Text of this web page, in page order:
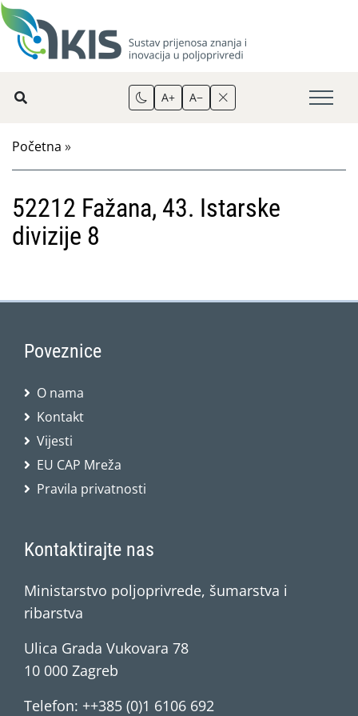
A+ A−
Početna »
52212 Fažana, 43. Istarske
divizije 8
Poveznice
O nama
Kontakt
Vijesti
EU CAP Mreža
Pravila privatnosti
Kontaktirajte nas
Ministarstvo poljoprivrede, šumarstva i
ribarstva
Ulica Grada Vukovara 78
10 000 Zagreb
Telefon: ++385 (0)1 6106 692